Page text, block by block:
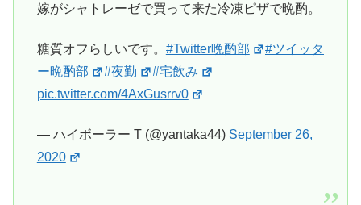
嫁がシャトレーゼで買って来た冷凍ピザで晩酌。
糖質オフらしいです。 #Twitter晩酌部
#ツイッタ
ー晩酌部
#夜勤
#宅飲み
pic.twitter.com/4AxGusrrv0
— ハイボーラー T (@yantaka44) September 26,
2020